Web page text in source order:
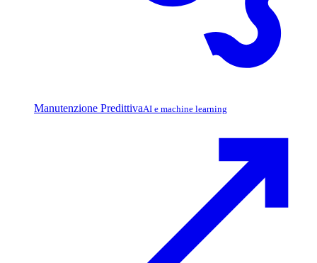
Manutenzione PredittivaAI e machine learning